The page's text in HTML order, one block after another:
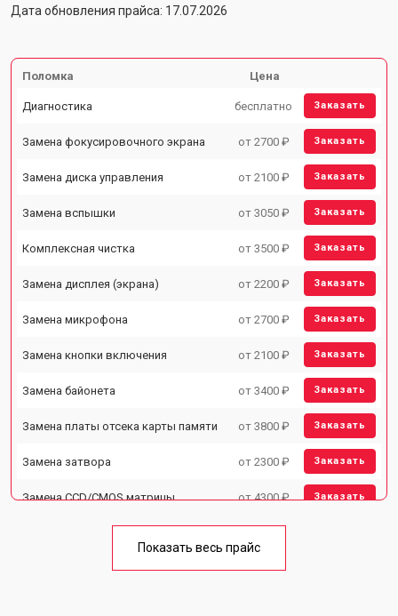
Дата обновления прайса: 17.07.2026
Поломка Цена
Диагностика бесплатно Заказать
Замена фокусировочного экрана от 2700 ₽ Заказать
Замена диска управления от 2100 ₽ Заказать
Замена вспышки от 3050 ₽ Заказать
Комплексная чистка от 3500 ₽ Заказать
Замена дисплея (экрана) от 2200 ₽ Заказать
Замена микрофона от 2700 ₽ Заказать
Замена кнопки включения от 2100 ₽ Заказать
Замена байонета от 3400 ₽ Заказать
Замена платы отсека карты памяти от 3800 ₽ Заказать
Замена затвора от 2300 ₽ Заказать
Замена CCD/CMOS матрицы от 4300 ₽ Заказать
Показать весь прайс